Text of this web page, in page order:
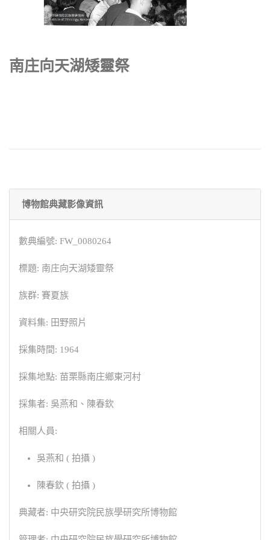
南庄向天湖矮靈祭
博物館典藏影像資訊
數典編號: FW_0080264
標題: 南庄向天湖矮靈祭
族群: 賽夏族
資料集: 田野照片
採集時間: 1964
採集地點: 苗栗縣南庄鄉東河村
採集者: 吳燕和、陳春欽
相關人員:
吳燕和 ( 拍攝 )
陳春欽 ( 拍攝 )
典藏者: 中央研究院民族學研究所博物館